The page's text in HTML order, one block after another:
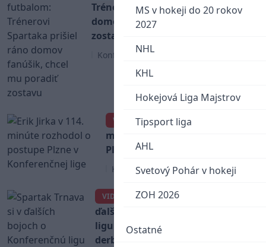
MS v hokeji do 20 rokov
2027
NHL
KHL
Hokejová Liga Majstrov
Tipsport liga
AHL
Svetový Pohár v hokeji
ZOH 2026
Ostatné
Trénerovi Spartaka prišiel ráno
domov fanúšik, chcel mu poradiť
zostavu
Konferenčná liga
VIDEO
Erik Jirka v 114.
minúte rozhodol o postupe
Plzne v Konferenčnej lige
Konferenčná liga
VIDEO
Spartak Trnava si v
ďalších bojoch o Konferenčnú
ligu UEFA zahrá v susedskom
derby